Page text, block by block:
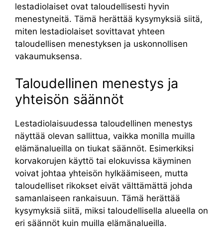
lestadiolaiset ovat taloudellisesti hyvin
menestyneitä. Tämä herättää kysymyksiä siitä,
miten lestadiolaiset sovittavat yhteen
taloudellisen menestyksen ja uskonnollisen
vakaumuksensa.
Taloudellinen menestys ja
yhteisön säännöt
Lestadiolaisuudessa taloudellinen menestys
näyttää olevan sallittua, vaikka monilla muilla
elämänalueilla on tiukat säännöt. Esimerkiksi
korvakorujen käyttö tai elokuvissa käyminen
voivat johtaa yhteisön hylkäämiseen, mutta
taloudelliset rikokset eivät välttämättä johda
samanlaiseen rankaisuun. Tämä herättää
kysymyksiä siitä, miksi taloudellisella alueella on
eri säännöt kuin muilla elämänalueilla.